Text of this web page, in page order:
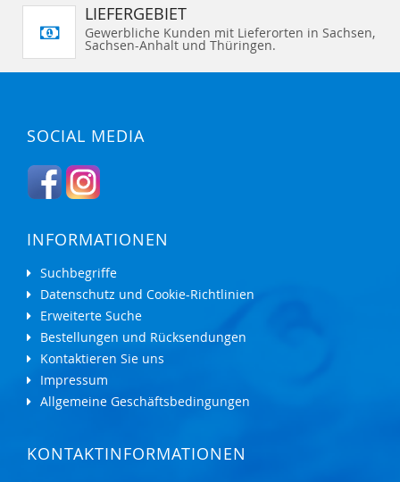
LIEFERGEBIET
Gewerbliche Kunden mit Lieferorten in Sachsen,
Sachsen-Anhalt und Thüringen.
SOCIAL MEDIA
INFORMATIONEN
Suchbegriffe
Datenschutz und Cookie-Richtlinien
Erweiterte Suche
Bestellungen und Rücksendungen
Kontaktieren Sie uns
Impressum
Allgemeine Geschäftsbedingungen
KONTAKTINFORMATIONEN